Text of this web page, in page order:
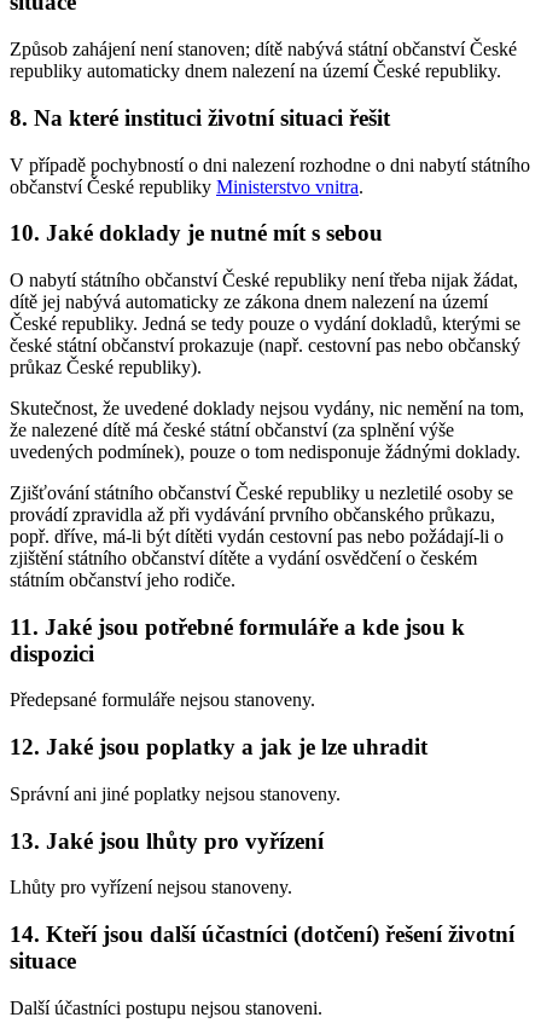
Způsob zahájení není stanoven; dítě nabývá státní občanství České
republiky automaticky dnem nalezení na území České republiky.
8. Na které instituci životní situaci řešit
V případě pochybností o dni nalezení rozhodne o dni nabytí státního
občanství České republiky Ministerstvo vnitra.
10. Jaké doklady je nutné mít s sebou
O nabytí státního občanství České republiky není třeba nijak žádat,
dítě jej nabývá automaticky ze zákona dnem nalezení na území
České republiky. Jedná se tedy pouze o vydání dokladů, kterými se
české státní občanství prokazuje (např. cestovní pas nebo občanský
průkaz České republiky).
Skutečnost, že uvedené doklady nejsou vydány, nic nemění na tom,
že nalezené dítě má české státní občanství (za splnění výše
uvedených podmínek), pouze o tom nedisponuje žádnými doklady.
Zjišťování státního občanství České republiky u nezletilé osoby se
provádí zpravidla až při vydávání prvního občanského průkazu,
popř. dříve, má-li být dítěti vydán cestovní pas nebo požádají-li o
zjištění státního občanství dítěte a vydání osvědčení o českém
státním občanství jeho rodiče.
11. Jaké jsou potřebné formuláře a kde jsou k
dispozici
Předepsané formuláře nejsou stanoveny.
12. Jaké jsou poplatky a jak je lze uhradit
Správní ani jiné poplatky nejsou stanoveny.
13. Jaké jsou lhůty pro vyřízení
Lhůty pro vyřízení nejsou stanoveny.
14. Kteří jsou další účastníci (dotčení) řešení životní
situace
Další účastníci postupu nejsou stanoveni.